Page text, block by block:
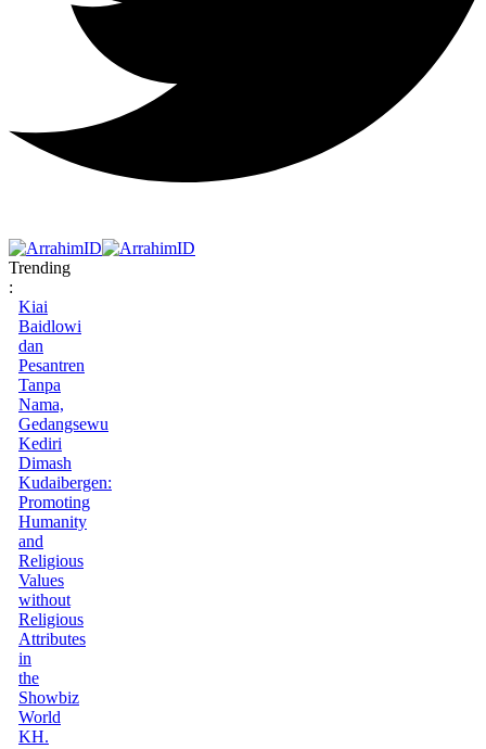
Trending
:
Kiai
Baidlowi
dan
Pesantren
Tanpa
Nama,
Gedangsewu
Kediri
Dimash
Kudaibergen:
Promoting
Humanity
and
Religious
Values
without
Religious
Attributes
in
the
Showbiz
World
KH.